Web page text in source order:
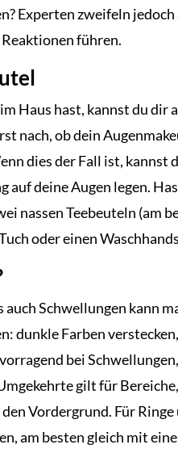
Experten zweifeln
führen.
Haus hast, kannst du
nach, ob dein
dies der Fall ist, kannst
auf deine Augen legen.
nassen Teebeuteln (am
oder einen
Schwellungen kann
dunkle Farben
bei
gilt für
Vordergrund. Für
am besten gleich mit